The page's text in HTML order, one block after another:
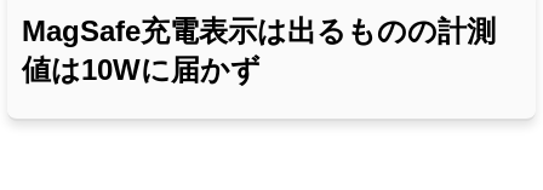
MagSafe充電表示は出るものの計測
値は10Wに届かず